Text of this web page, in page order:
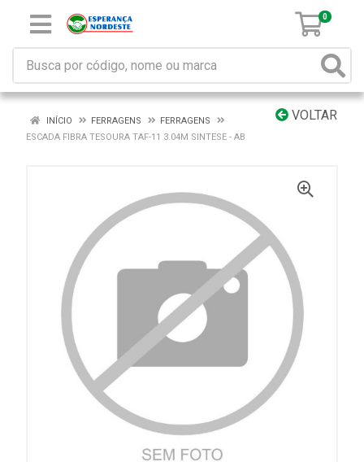
0
VOLTAR
INÍCIO FERRAGENS
FERRAGENS
ESCADA FIBRA TESOURA TAF-11 3.04M SINTESE - AB